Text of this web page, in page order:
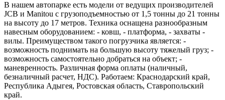
В нашем автопарке есть модели от ведущих производителей
JCB и Manitou с грузоподъемностью от 1,5 тонны до 21 тонны
на высоту до 17 метров. Техника оснащена разнообразным
навесным оборудованием: - ковш, - платформа, - захваты -
вилы. Преимуществом такого погрузчика является: -
возможность поднимать на большую высоту тяжелый груз; -
возможность самостоятельно добраться на объект; -
маневренность. Различная форма оплаты (наличный,
безналичный расчет, НДС). Работаем: Краснодарский край,
Республика Адыгея, Ростовская область, Ставропольский
край.